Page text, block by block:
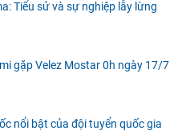
Tiểu sử và sự nghiệp lẫy lừng
gặp Velez Mostar 0h ngày 17/7
nổi bật của đội tuyển quốc gia